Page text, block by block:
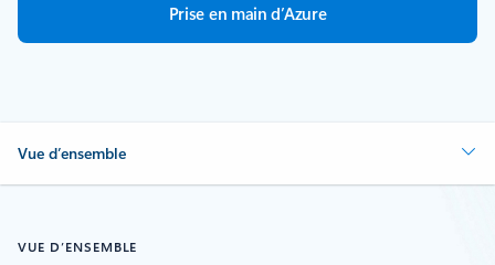
Prise en main d’Azure
Vue d’ensemble
VUE D’ENSEMBLE